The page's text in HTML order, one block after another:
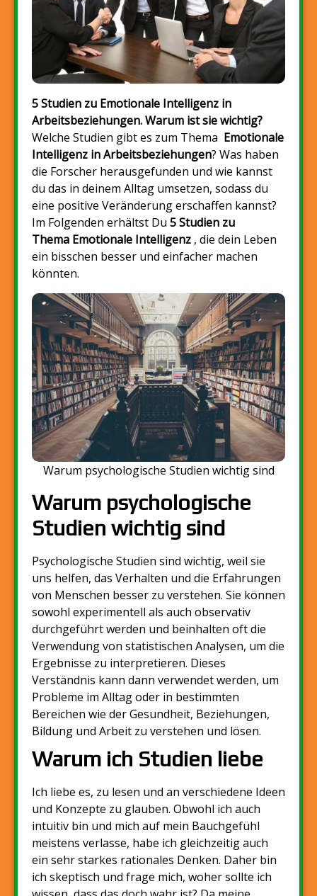
5 Studien zu Emotionale Intelligenz in
Arbeitsbeziehungen. Warum ist sie wichtig?
Welche Studien gibt es zum Thema Emotionale
Intelligenz in Arbeitsbeziehungen? Was haben
die Forscher herausgefunden und wie kannst
du das in deinem Alltag umsetzen, sodass du
eine positive Veränderung erschaffen kannst?
Im Folgenden erhältst Du 5 Studien zu
Thema Emotionale Intelligenz , die dein Leben
ein bisschen besser und einfacher machen
könnten.
Warum psychologische Studien wichtig sind
Warum psychologische
Studien wichtig sind
Psychologische Studien sind wichtig, weil sie
uns helfen, das Verhalten und die Erfahrungen
von Menschen besser zu verstehen. Sie können
sowohl experimentell als auch observativ
durchgeführt werden und beinhalten oft die
Verwendung von statistischen Analysen, um die
Ergebnisse zu interpretieren. Dieses
Verständnis kann dann verwendet werden, um
Probleme im Alltag oder in bestimmten
Bereichen wie der Gesundheit, Beziehungen,
Bildung und Arbeit zu verstehen und lösen.
Warum ich Studien liebe
Ich liebe es, zu lesen und an verschiedene Ideen
und Konzepte zu glauben. Obwohl ich auch
intuitiv bin und mich auf mein Bauchgefühl
meistens verlasse, habe ich gleichzeitig auch
ein sehr starkes rationales Denken. Daher bin
ich skeptisch und frage mich, woher sollte ich